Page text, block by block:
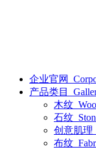
企业官网
产品类目
木纹
石纹
创意肌理
布纹